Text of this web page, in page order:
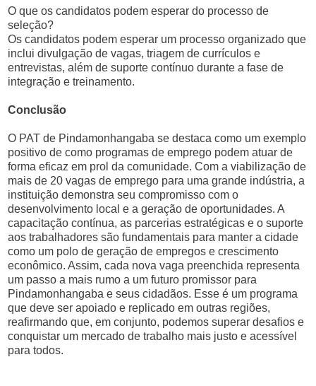
O que os candidatos podem esperar do processo de
seleção?
Os candidatos podem esperar um processo organizado que
inclui divulgação de vagas, triagem de currículos e
entrevistas, além de suporte contínuo durante a fase de
integração e treinamento.
Conclusão
O PAT de Pindamonhangaba se destaca como um exemplo
positivo de como programas de emprego podem atuar de
forma eficaz em prol da comunidade. Com a viabilização de
mais de 20 vagas de emprego para uma grande indústria, a
instituição demonstra seu compromisso com o
desenvolvimento local e a geração de oportunidades. A
capacitação contínua, as parcerias estratégicas e o suporte
aos trabalhadores são fundamentais para manter a cidade
como um polo de geração de empregos e crescimento
econômico. Assim, cada nova vaga preenchida representa
um passo a mais rumo a um futuro promissor para
Pindamonhangaba e seus cidadãos. Esse é um programa
que deve ser apoiado e replicado em outras regiões,
reafirmando que, em conjunto, podemos superar desafios e
conquistar um mercado de trabalho mais justo e acessível
para todos.